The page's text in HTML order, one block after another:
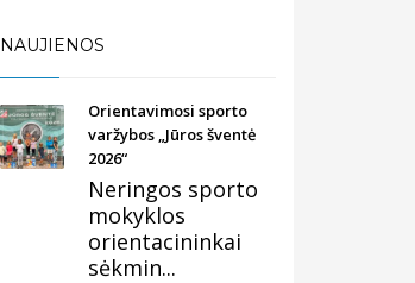
NAUJIENOS
Orientavimosi sporto
varžybos „Jūros šventė
2026“
Neringos sporto
mokyklos
orientacininkai
sėkmin...